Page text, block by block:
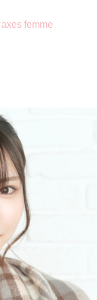
axes femme